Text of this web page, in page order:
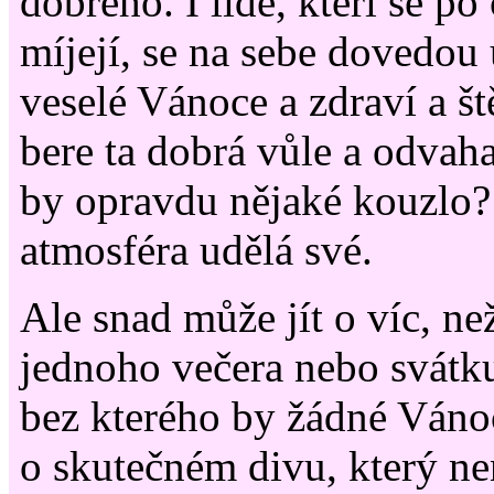
míjejí, se na sebe dovedou
veselé Vánoce a zdraví a
bere ta dobrá vůle a
by opravdu nějaké
atmosféra udělá své.
Ale snad může jít o víc,
jednoho večera nebo
bez kterého by žádné
o skutečném divu, který